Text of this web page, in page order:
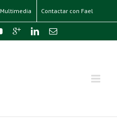
Multimedia Contactar con Fael